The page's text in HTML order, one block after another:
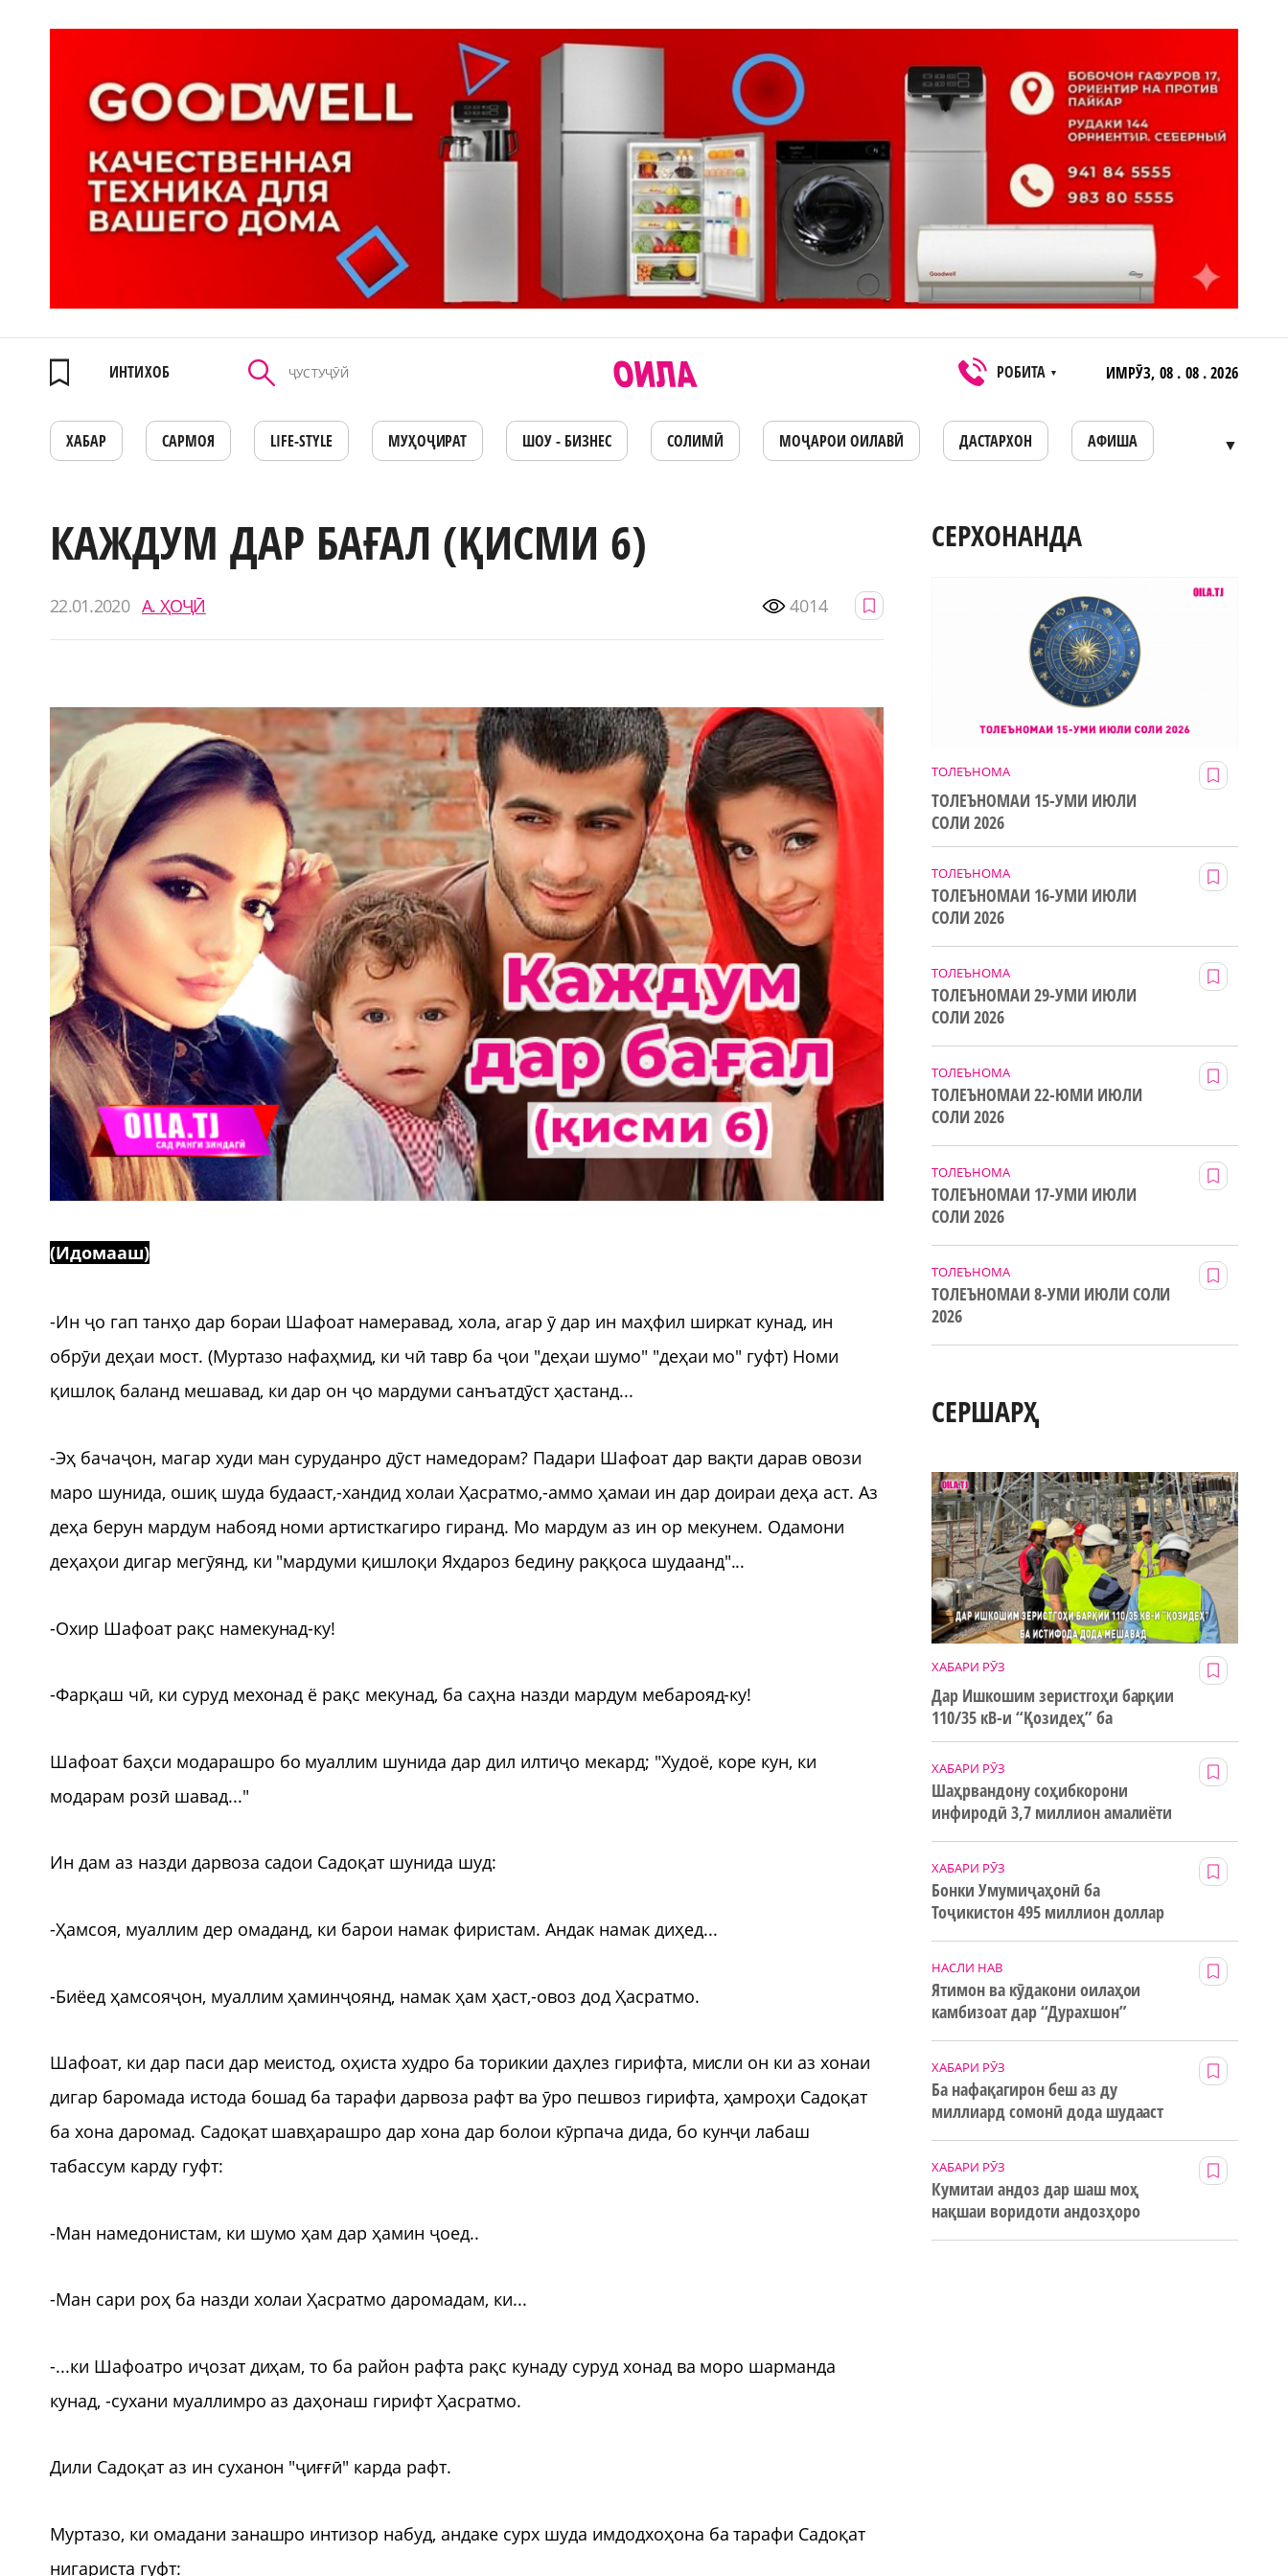
ИНТИХОБ РОБИТА ▼ ИМРӮЗ, 08 . 08 . 2026
ХАБАР САРМОЯ LIFE-STYLE МУҲОҶИРАТ ШОУ - БИЗНЕС СОЛИМӢ МОҶАРОИ ОИЛАВӢ ДАСТАРХОН АФИША ▼
КАЖДУМ ДАР БАҒАЛ (ҚИСМИ 6)
22.01.2020 А. ҲОҶӢ 4014
(Идомааш)
-Ин ҷо гап танҳо дар бораи Шафоат намеравад, хола, агар ӯ дар ин маҳфил ширкат кунад, ин
обрӯи деҳаи мост. (Муртазо нафаҳмид, ки чӣ тавр ба ҷои "деҳаи шумо" "деҳаи мо" гуфт) Номи
қишлоқ баланд мешавад, ки дар он ҷо мардуми санъатдӯст ҳастанд...
-Эҳ бачаҷон, магар худи ман суруданро дӯст намедорам? Падари Шафоат дар вақти дарав овози
маро шунида, ошиқ шуда будааст,-хандид холаи Ҳасратмо,-аммо ҳамаи ин дар доираи деҳа аст. Аз
деҳа берун мардум набояд номи артисткагиро гиранд. Мо мардум аз ин ор мекунем. Одамони
деҳаҳои дигар мегӯянд, ки "мардуми қишлоқи Яхдароз бедину раққоса шудаанд"...
-Охир Шафоат рақс намекунад-ку!
-Фарқаш чӣ, ки суруд мехонад ё рақс мекунад, ба саҳна назди мардум мебарояд-ку!
Шафоат баҳси модарашро бо муаллим шунида дар дил илтиҷо мекард; "Худоё, коре кун, ки
модарам розӣ шавад..."
Ин дам аз назди дарвоза садои Садоқат шунида шуд:
-Ҳамсоя, муаллим дер омаданд, ки барои намак фиристам. Андак намак диҳед...
-Биёед ҳамсояҷон, муаллим ҳаминҷоянд, намак ҳам ҳаст,-овоз дод Ҳасратмо.
Шафоат, ки дар паси дар меистод, оҳиста худро ба торикии даҳлез гирифта, мисли он ки аз хонаи
дигар баромада истода бошад ба тарафи дарвоза рафт ва ӯро пешвоз гирифта, ҳамроҳи Садоқат
ба хона даромад. Садоқат шавҳарашро дар хона дар болои кӯрпача дида, бо кунҷи лабаш
табассум карду гуфт:
-Ман намедонистам, ки шумо ҳам дар ҳамин ҷоед..
-Ман сари роҳ ба назди холаи Ҳасратмо даромадам, ки...
-...ки Шафоатро иҷозат диҳам, то ба район рафта рақс кунаду суруд хонад ва моро шарманда
кунад, -сухани муаллимро аз даҳонаш гирифт Ҳасратмо.
Дили Садоқат аз ин суханон "ҷиғғӣ" карда рафт.
Муртазо, ки омадани занашро интизор набуд, андаке сурх шуда имдодхоҳона ба тарафи Садоқат
нигариста гуфт:
СЕРХОНАНДА
ТОЛЕЪНОМА
ТОЛЕЪНОМАИ 15-УМИ ИЮЛИ
СОЛИ 2026
ТОЛЕЪНОМА
ТОЛЕЪНОМАИ 16-УМИ ИЮЛИ
СОЛИ 2026
ТОЛЕЪНОМА
ТОЛЕЪНОМАИ 29-УМИ ИЮЛИ
СОЛИ 2026
ТОЛЕЪНОМА
ТОЛЕЪНОМАИ 22-ЮМИ ИЮЛИ
СОЛИ 2026
ТОЛЕЪНОМА
ТОЛЕЪНОМАИ 17-УМИ ИЮЛИ
СОЛИ 2026
ТОЛЕЪНОМА
ТОЛЕЪНОМАИ 8-УМИ ИЮЛИ СОЛИ
2026
СЕРШАРҲ
ХАБАРИ РӮЗ
Дар Ишкошим зеристгоҳи барқии
110/35 кВ-и “Қозидеҳ” ба
истифода дода мешавад
ХАБАРИ РӮЗ
Шаҳрвандону соҳибкорони
инфиродӣ 3,7 миллион амалиёти
ХАБАРИ РӮЗ
Бонки Умумиҷаҳонӣ ба
Тоҷикистон 495 миллион доллар
НАСЛИ НАВ
Ятимон ва кӯдакони оилаҳои
камбизоат дар “Дурахшон”
ХАБАРИ РӮЗ
Ба нафақагирон беш аз ду
миллиард сомонӣ дода шудааст
ХАБАРИ РӮЗ
Кумитаи андоз дар шаш моҳ
нақшаи воридоти андозҳоро